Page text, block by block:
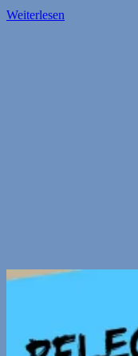
Weiterlesen